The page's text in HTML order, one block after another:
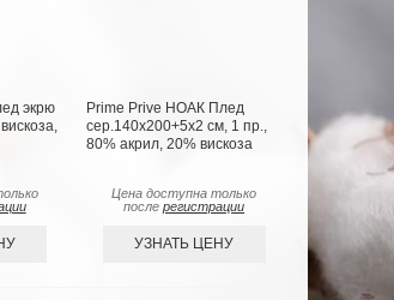
экрю
Prime Prive НОАК Плед
сер.140х200+5х2 см, 1 пр.,
80% акрил, 20% вискоза
Цена доступна только
послерегистрации
УЗНАТЬ ЦЕНУ